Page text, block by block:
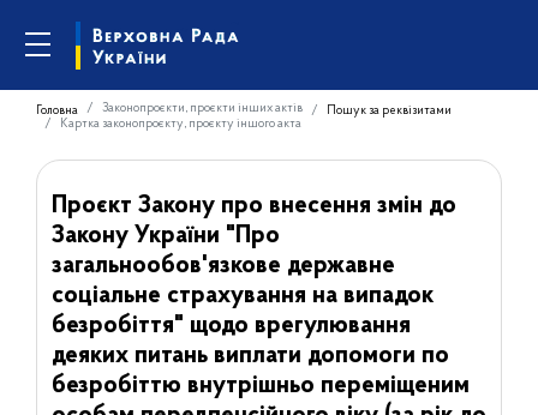
Головна Законопроєкти, проєкти інших актів
Пошук за реквізитами
Картка законопроєкту, проєкту іншого акта
Проєкт Закону про внесення змін до
Закону України "Про
загальнообов'язкове державне
соціальне страхування на випадок
безробіття" щодо врегулювання
деяких питань виплати допомоги по
безробіттю внутрішньо переміщеним